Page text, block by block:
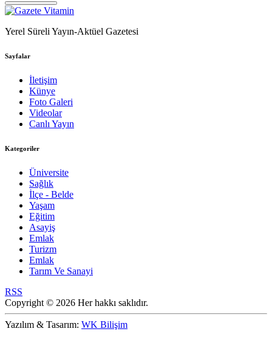
Yerel Süreli Yayın-Aktüel Gazetesi
Sayfalar
İletişim
Künye
Foto Galeri
Videolar
Canlı Yayın
Kategoriler
Üniversite
Sağlık
İlçe - Belde
Yaşam
Eğitim
Asayiş
Emlak
Turizm
Emlak
Tarım Ve Sanayi
RSS
Copyright © 2026 Her hakkı saklıdır.
Yazılım & Tasarım: WK Bilişim